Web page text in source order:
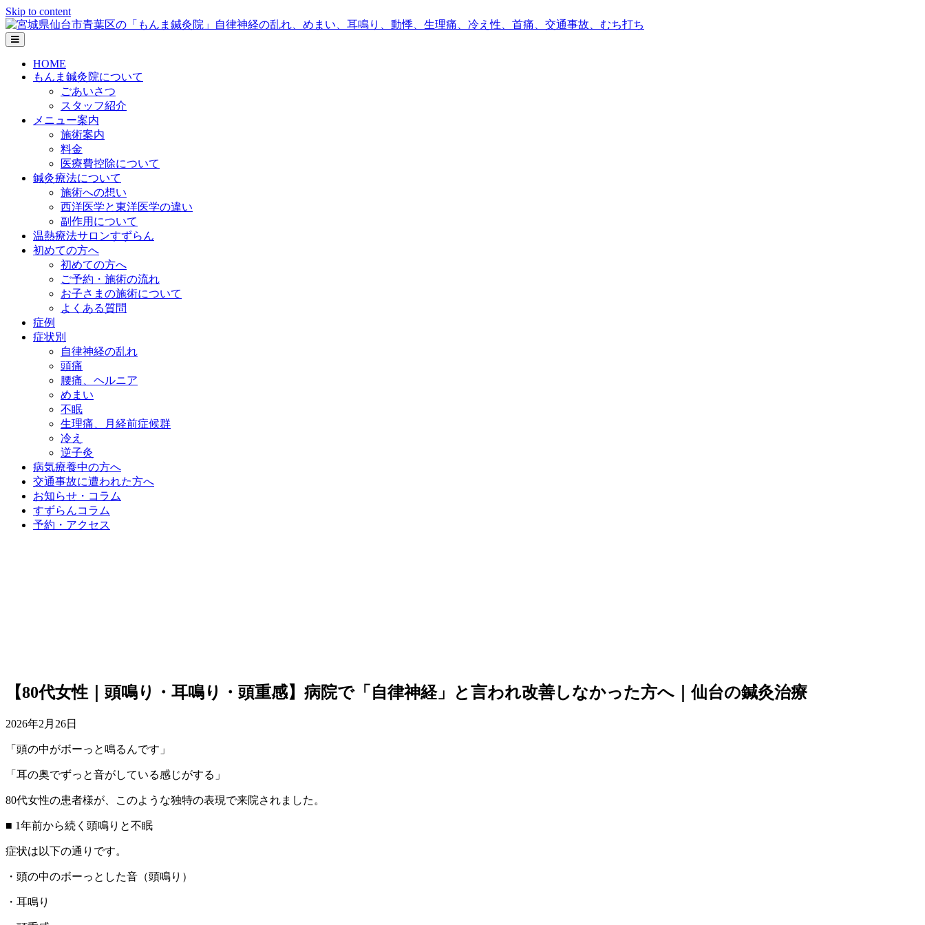
Skip to content
メニューの設定
HOME
もんま鍼灸院について
ごあいさつ
スタッフ紹介
メニュー案内
施術案内
料金
医療費控除について
鍼灸療法について
施術への想い
西洋医学と東洋医学の違い
副作用について
温熱療法サロンすずらん
初めての方へ
初めての方へ
ご予約・施術の流れ
お子さまの施術について
よくある質問
症例
症状別
自律神経の乱れ
頭痛
腰痛、ヘルニア
めまい
不眠
生理痛、月経前症候群
冷え
逆子灸
病気療養中の方へ
交通事故に遭われた方へ
お知らせ・コラム
すずらんコラム
予約・アクセス
【80代女性｜頭鳴り・耳鳴り・頭重感】病院で「自律神経」と言われ改善しなかった方へ｜仙台の鍼灸治療
2026年2月26日
「頭の中がボーっと鳴るんです」
「耳の奥でずっと音がしている感じがする」
80代女性の患者様が、このような独特の表現で来院されました。
■ 1年前から続く頭鳴りと不眠
症状は以下の通りです。
・頭の中のボーっとした音（頭鳴り）
・耳鳴り